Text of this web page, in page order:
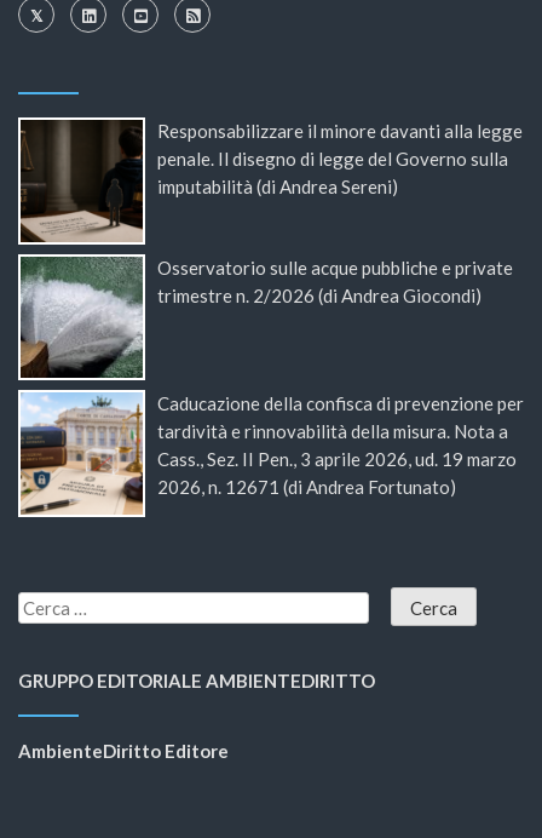
Responsabilizzare il minore davanti alla legge
penale. Il disegno di legge del Governo sulla
imputabilità (di Andrea Sereni)
Osservatorio sulle acque pubbliche e private
trimestre n. 2/2026 (di Andrea Giocondi)
Caducazione della confisca di prevenzione per
tardività e rinnovabilità della misura. Nota a
Cass., Sez. II Pen., 3 aprile 2026, ud. 19 marzo
2026, n. 12671 (di Andrea Fortunato)
GRUPPO EDITORIALE AMBIENTEDIRITTO
AmbienteDiritto Editore